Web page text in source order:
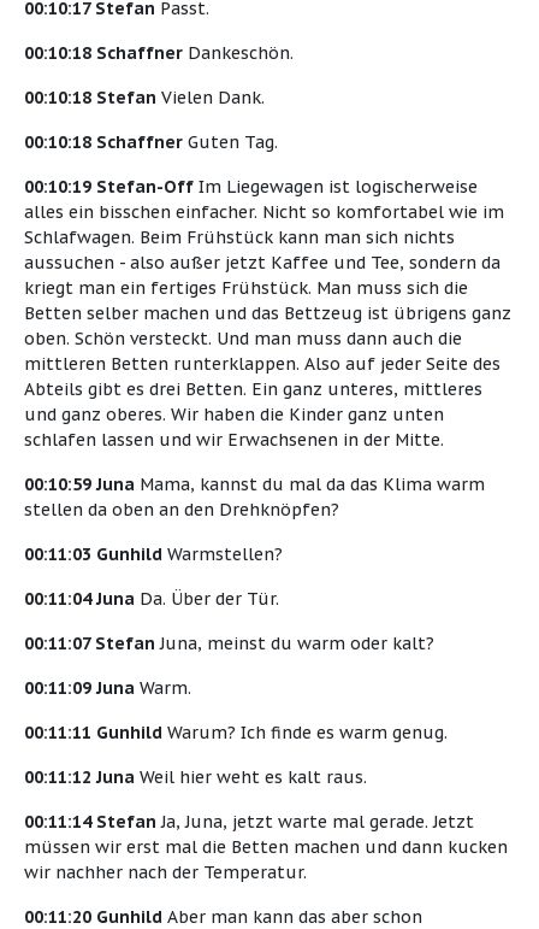
00:10:17 Stefan Passt.
00:10:18 Schaffner Dankeschön.
00:10:18 Stefan Vielen Dank.
00:10:18 Schaffner Guten Tag.
00:10:19 Stefan-Off Im Liegewagen ist logischerweise
alles ein bisschen einfacher. Nicht so komfortabel wie im
Schlafwagen. Beim Frühstück kann man sich nichts
aussuchen - also außer jetzt Kaffee und Tee, sondern da
kriegt man ein fertiges Frühstück. Man muss sich die
Betten selber machen und das Bettzeug ist übrigens ganz
oben. Schön versteckt. Und man muss dann auch die
mittleren Betten runterklappen. Also auf jeder Seite des
Abteils gibt es drei Betten. Ein ganz unteres, mittleres
und ganz oberes. Wir haben die Kinder ganz unten
schlafen lassen und wir Erwachsenen in der Mitte.
00:10:59 Juna Mama, kannst du mal da das Klima warm
stellen da oben an den Drehknöpfen?
00:11:03 Gunhild Warmstellen?
00:11:04 Juna Da. Über der Tür.
00:11:07 Stefan Juna, meinst du warm oder kalt?
00:11:09 Juna Warm.
00:11:11 Gunhild Warum? Ich finde es warm genug.
00:11:12 Juna Weil hier weht es kalt raus.
00:11:14 Stefan Ja, Juna, jetzt warte mal gerade. Jetzt
müssen wir erst mal die Betten machen und dann kucken
wir nachher nach der Temperatur.
00:11:20 Gunhild Aber man kann das aber schon